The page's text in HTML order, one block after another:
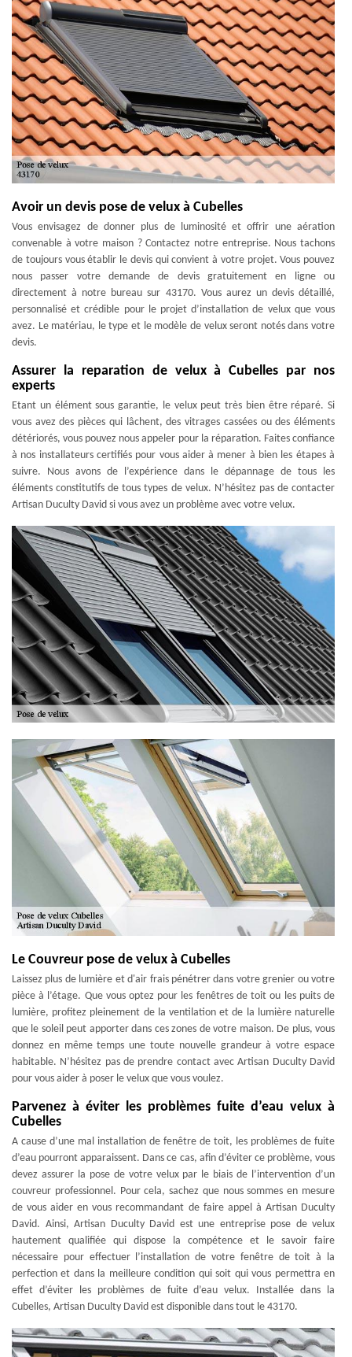
Avoir un devis pose de velux à Cubelles
Vous envisagez de donner plus de luminosité et offrir une aération
convenable à votre maison ? Contactez notre entreprise. Nous tachons
de toujours vous établir le devis qui convient à votre projet. Vous pouvez
nous passer votre demande de devis gratuitement en ligne ou
directement à notre bureau sur 43170. Vous aurez un devis détaillé,
personnalisé et crédible pour le projet d’installation de velux que vous
avez. Le matériau, le type et le modèle de velux seront notés dans votre
devis.
Assurer la reparation de velux à Cubelles par nos
experts
Etant un élément sous garantie, le velux peut très bien être réparé. Si
vous avez des pièces qui lâchent, des vitrages cassées ou des éléments
détériorés, vous pouvez nous appeler pour la réparation. Faites confiance
à nos installateurs certifiés pour vous aider à mener à bien les étapes à
suivre. Nous avons de l’expérience dans le dépannage de tous les
éléments constitutifs de tous types de velux. N’hésitez pas de contacter
Artisan Duculty David si vous avez un problème avec votre velux.
Le Couvreur pose de velux à Cubelles
Laissez plus de lumière et d'air frais pénétrer dans votre grenier ou votre
pièce à l’étage. Que vous optez pour les fenêtres de toit ou les puits de
lumière, profitez pleinement de la ventilation et de la lumière naturelle
que le soleil peut apporter dans ces zones de votre maison. De plus, vous
donnez en même temps une toute nouvelle grandeur à votre espace
habitable. N’hésitez pas de prendre contact avec Artisan Duculty David
pour vous aider à poser le velux que vous voulez.
Parvenez à éviter les problèmes fuite d’eau velux à
Cubelles
A cause d’une mal installation de fenêtre de toit, les problèmes de fuite
d’eau pourront apparaissent. Dans ce cas, afin d’éviter ce problème, vous
devez assurer la pose de votre velux par le biais de l’intervention d’un
couvreur professionnel. Pour cela, sachez que nous sommes en mesure
de vous aider en vous recommandant de faire appel à Artisan Duculty
David. Ainsi, Artisan Duculty David est une entreprise pose de velux
hautement qualifiée qui dispose la compétence et le savoir faire
nécessaire pour effectuer l’installation de votre fenêtre de toit à la
perfection et dans la meilleure condition qui soit qui vous permettra en
effet d’éviter les problèmes de fuite d’eau velux. Installée dans la
Cubelles, Artisan Duculty David est disponible dans tout le 43170.